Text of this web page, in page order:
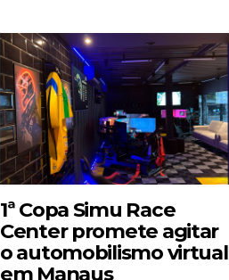
1ª Copa Simu Race
Center promete agitar
o automobilismo virtual
em Manaus